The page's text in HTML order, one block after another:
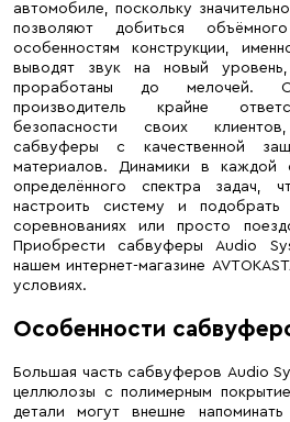
автомобиле, поскольку
позволяют добиться
особенностям конструкции,
выводят звук на новый
проработаны до мелочей.
производитель крайне
безопасности своих
сабвуферы с качественной
материалов. Динамики в каждой
определённого спектра задач,
настроить систему и
соревнованиях или просто
Приобрести сабвуферы Audio
нашем интернет-магазине
условиях.
Особенности
Большая часть сабвуферов Audio
целлюлозы с полимерным
детали могут внешне